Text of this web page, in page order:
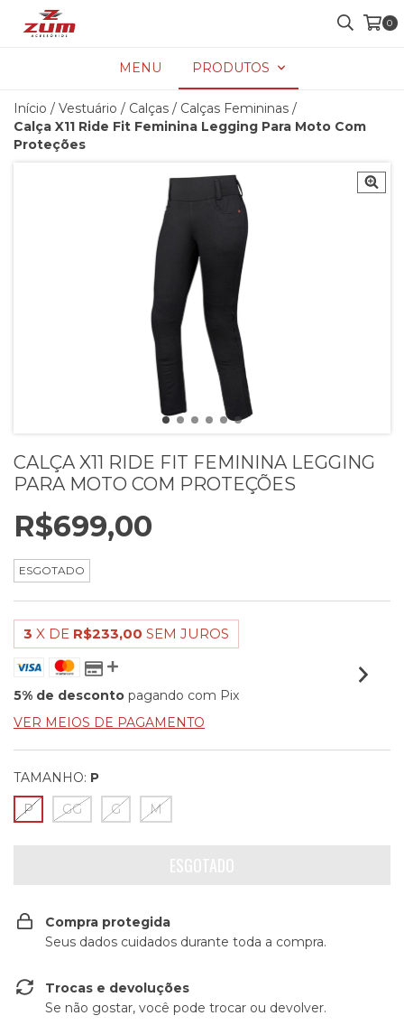
0
MENU PRODUTOS
Início / Vestuário / Calças / Calças Femininas /
Calça X11 Ride Fit Feminina Legging Para Moto Com
Proteções
CALÇA X11 RIDE FIT FEMININA LEGGING
PARA MOTO COM PROTEÇÕES
R$699,00
ESGOTADO
3 X DE R$233,00 SEM JUROS
5% de desconto pagando com Pix
VER MEIOS DE PAGAMENTO
TAMANHO: P
P
GG G M
Compra protegida
Seus dados cuidados durante toda a compra.
Trocas e devoluções
Se não gostar, você pode trocar ou devolver.